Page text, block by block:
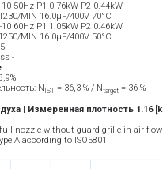
50Hz P1 0.76kW P2 0.44kW
MIN 16.0µF/400V 70°C
60Hz P1 1.05kW P2 0.46kW
MIN 16.0µF/400V 50°C
-
N IST = 36,3 % / Ntarget = 36 %
| Измеренная плотность 1.16
nozzle without guard grille in air
A according to ISO5801